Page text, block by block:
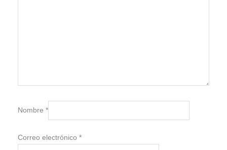
Nombre *
Correo electrónico *